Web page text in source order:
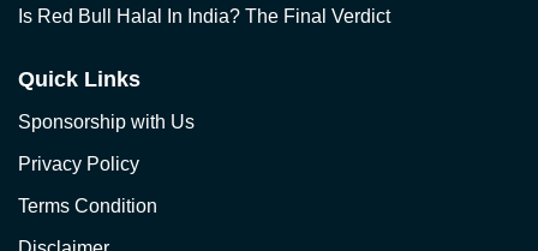
Is Red Bull Halal In India? The Final Verdict
Quick Links
Sponsorship with Us
Privacy Policy
Terms Condition